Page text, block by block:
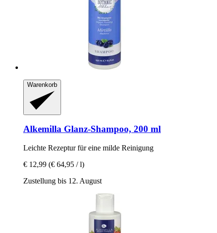
Warenkorb
Alkemilla Glanz-​Shampoo, 200 ml
Leichte Rezeptur für eine milde Reinigung
€ 12,99 (€ 64,95 / l)
Zustellung bis 12. August